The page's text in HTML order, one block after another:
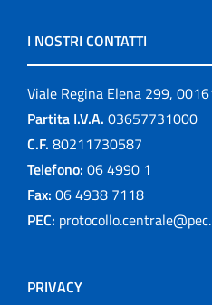
I NOSTRI CONTATTI
Viale Regina Elena 299,
Partita I.V.A. 03657731000
C.F. 80211730587
Telefono: 06 4990 1
Fax: 06 4938 7118
PEC:
PRIVACY